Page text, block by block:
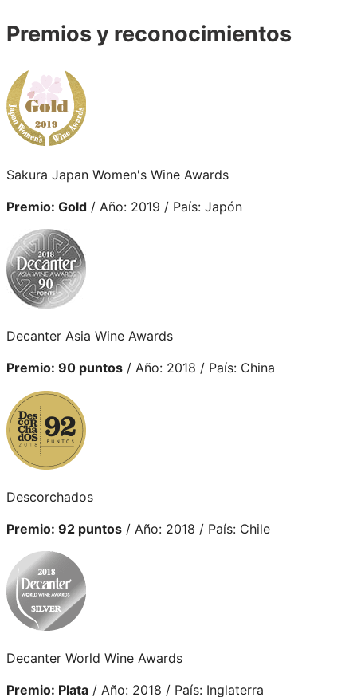
Premios y reconocimientos
Sakura Japan Women's Wine Awards
Premio: Gold / Año: 2019 / País: Japón
Decanter Asia Wine Awards
Premio: 90 puntos / Año: 2018 / País: China
Descorchados
Premio: 92 puntos / Año: 2018 / País: Chile
Decanter World Wine Awards
Premio: Plata / Año: 2018 / País: Inglaterra